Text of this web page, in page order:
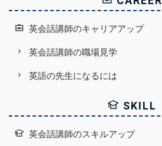
英会話講師のキャリアアップ
英会話講師の職場見学
英語の先生になるには
SKILL
英会話講師のスキルアップ